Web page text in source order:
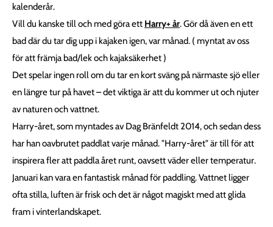
kalenderår.
Vill du kanske till och med göra ett Harry+ år. Gör då även en ett
bad där du tar dig upp i kajaken igen, var månad. ( myntat av oss
för att främja bad/lek och kajaksäkerhet )
Det spelar ingen roll om du tar en kort sväng på närmaste sjö eller
en längre tur på havet – det viktiga är att du kommer ut och njuter
av naturen och vattnet.
Harry-året, som myntades av Dag Bränfeldt 2014, och sedan dess
har han oavbrutet paddlat varje månad. "Harry-året" är till för att
inspirera fler att paddla året runt, oavsett väder eller temperatur.
Januari kan vara en fantastisk månad för paddling. Vattnet ligger
ofta stilla, luften är frisk och det är något magiskt med att glida
fram i vinterlandskapet.